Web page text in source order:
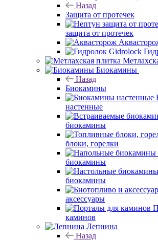
Назад
Защита от протечек
защита от протечек
Биокамины
Назад
Биокамины
настенные
биокамины
блоки, горелки
биокамины
биокамины
аксессуары
каминов
Лепнина
Назад